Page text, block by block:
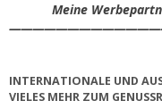
Meine
INTERNATIONALE UND
IELES MEHR ZUM